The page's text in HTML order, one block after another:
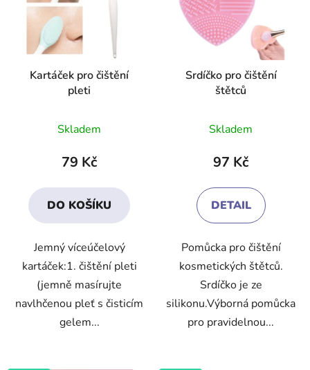
Kartáček pro čištění
pleti
hodnocení
produktu
3,2
z
hvězdiček.
Skladem
79 Kč
DO KOŠÍKU
Jemný víceúčelový
kartáček:1. čištění pleti
(jemně masírujte
navlhčenou pleť s čisticím
gelem...
Srdíčko pro čištění
štětců
hodnocení
produktu
4,5
z
hvězdiček.
Skladem
97 Kč
DETAIL
Pomůcka pro čištění
kosmetických štětců.
Srdíčko je ze
silikonu.Výborná pomůcka
pro pravidelnou...